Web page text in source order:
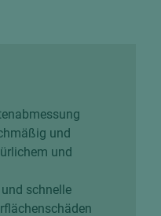
und
und
schnelle